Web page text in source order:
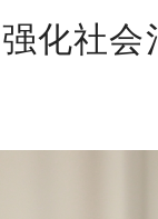
化社